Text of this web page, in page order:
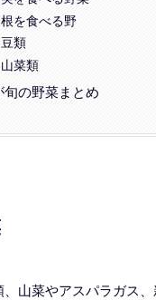
根を食べる野
豆類
山菜類
旬の野菜まとめ
山菜やアスパラガス